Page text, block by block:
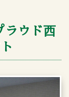
ラウド⻄